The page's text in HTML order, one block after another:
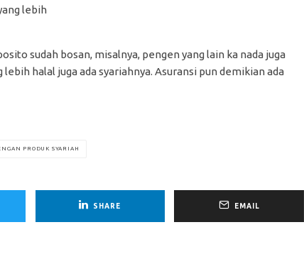
lebih
sudah bosan, misalnya, pengen yang lain ka nada juga
halal juga ada syariahnya. Asuransi pun demikian ada
PRODUK SYARIAH
SHARE EMAIL